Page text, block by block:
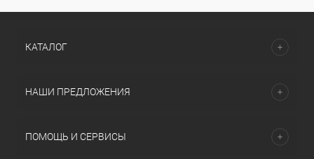
КАТАЛОГ
НАШИ ПРЕДЛОЖЕНИЯ
ПОМОЩЬ И СЕРВИСЫ